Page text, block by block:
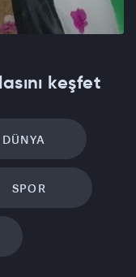
keşfet
DÜNYA
SPOR